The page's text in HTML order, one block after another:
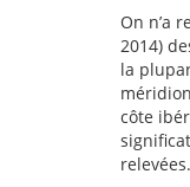
On n’a
2014)
la
côte
relevées.